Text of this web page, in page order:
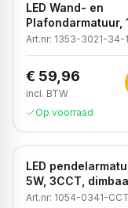
LED Wand- en
Plafondarmatuur,
3CCT, Sensor,
Wit
Art.nr: 1353-3021-34-
€ 59,96
incl. BTW
Op voorraad
LED
5W, 3CCT,
Zwart
Art.nr: 1054-0341-